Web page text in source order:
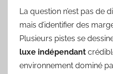
La question n’est pas de
mais d’identifier des
Plusieurs pistes se
luxe indépendant
environnement dominé